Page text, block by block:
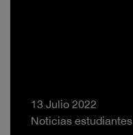
13 Julio 2022
Noticias estudiantes